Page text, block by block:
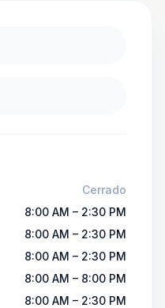
Cerrado
8:00 AM – 2:30 PM
8:00 AM – 2:30 PM
8:00 AM – 2:30 PM
8:00 AM – 8:00 PM
8:00 AM – 2:30 PM